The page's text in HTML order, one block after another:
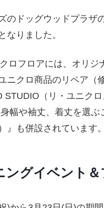
のドッグウッドプラザ
なりました。
ロフロアには、オリジ
ニクロ商品のリペア
STUDIO（リ・ユニク
幅や袖丈、着丈を選
』も併設されています。
ングイベント＆